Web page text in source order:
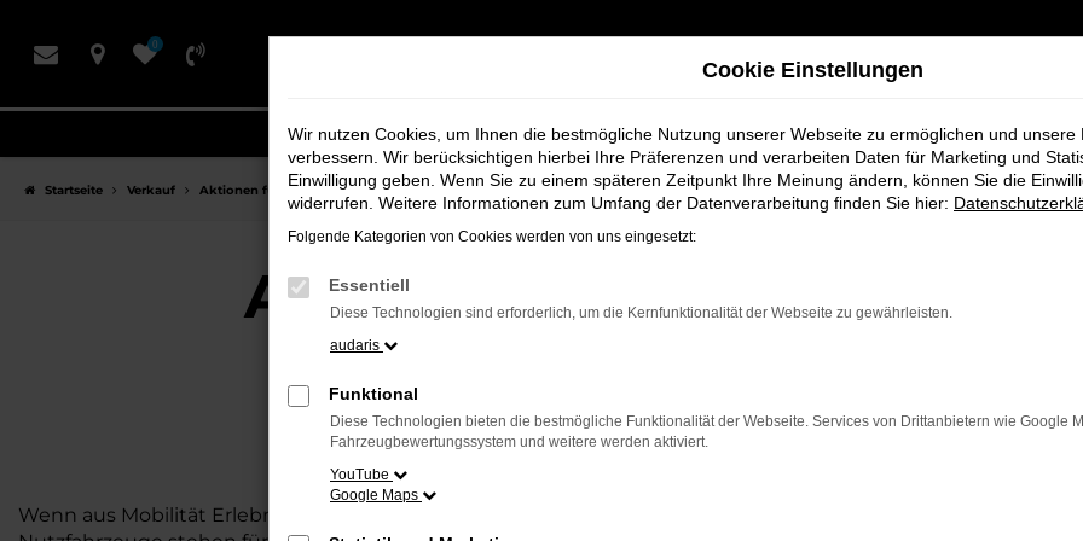
Hauptinhalt
0
Startseite Verkauf Aktionen für Neu- und Gebrauchtwagen Aktuelle Angebote von Volkswagen Nutzfahrzeuge
Aktuelle Angebote von
Zertifizierte Gebrauchtwagen
Wenn aus Mobilität Erlebnis wird: Die zertifizierten Gebrauchtwagen von Volkswagen
Cookie Einstellungen
Wir nutzen Cookies, um Ihnen die bestmögliche Nutzung unserer Webseite zu ermöglichen und unsere
verbessern. Wir berücksichtigen hierbei Ihre Präferenzen und verarbeiten Daten für Marketing und
Einwilligung geben. Wenn Sie zu einem späteren Zeitpunkt Ihre Meinung ändern, können Sie die
widerrufen. Weitere Informationen zum Umfang der Datenverarbeitung finden Sie hier:
Folgende Kategorien von Cookies werden von uns eingesetzt:
Essentiell
Diese Technologien sind erforderlich, um die Kernfunktionalität der Webseite zu gewährleisten.
audaris
Funktional
Diese Technologien bieten die bestmögliche Funktionalität der Webseite. Services von Drittanbietern wie Google
Fahrzeugbewertungssystem und weitere werden aktiviert.
YouTube
Google Maps